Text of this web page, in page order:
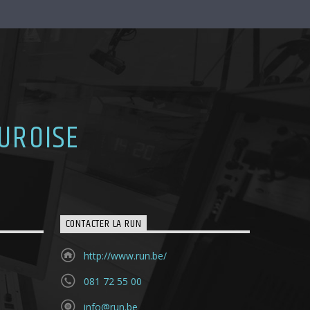
CONTACTER LA RUN
http://www.run.be/
081 72 55 00
info@run.be